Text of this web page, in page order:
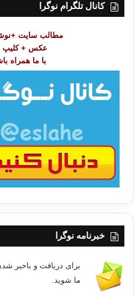
کانال تلگرام نوگرا
مطالب سایت
عکس + کلیپ
با ما همراه
خبرنامه نوگرا
برای دریافت و باخبر
ما شوید.